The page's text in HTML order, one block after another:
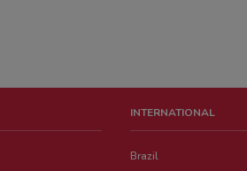
INTERNATIONAL
Brazil